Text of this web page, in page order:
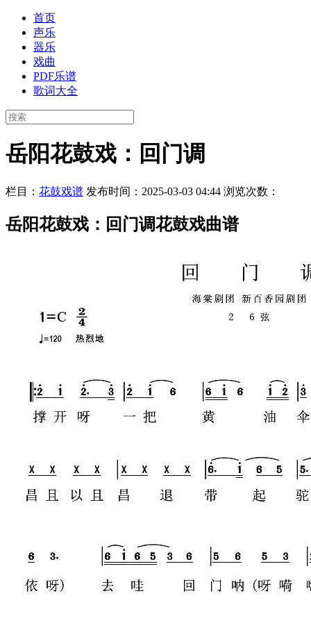
首页
声乐
器乐
戏曲
PDF乐谱
歌词大全
岳阳花鼓戏：回门调
栏目： 花鼓戏谱 发布时间：2025-03-03 04:44 浏览次数：
岳阳花鼓戏：回门调花鼓戏曲谱